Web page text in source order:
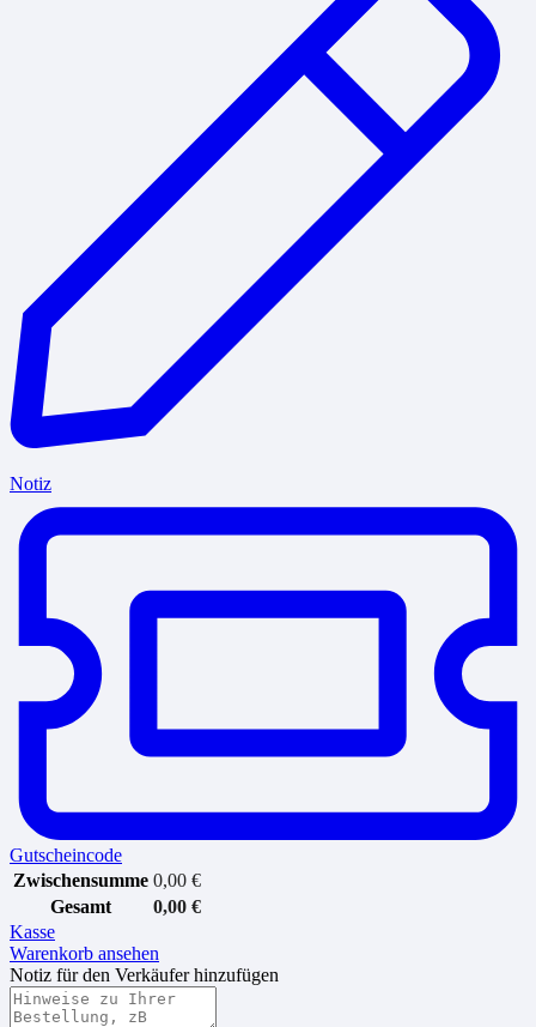
Notiz
Gutscheincode
Zwischensumme 0,00 €
Gesamt
0,00 €
Kasse
Warenkorb ansehen
Notiz für den Verkäufer hinzufügen